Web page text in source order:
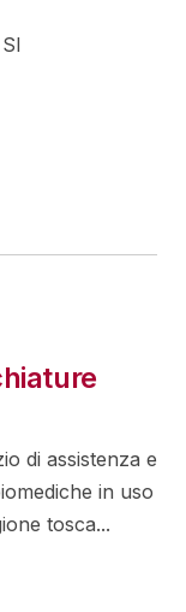
di assistenza e
in uso
tosca...